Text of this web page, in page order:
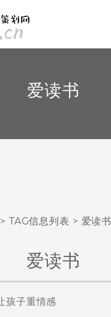
爱读书
> TAG信息列表 > 爱读书
爱读书
孩子重情感